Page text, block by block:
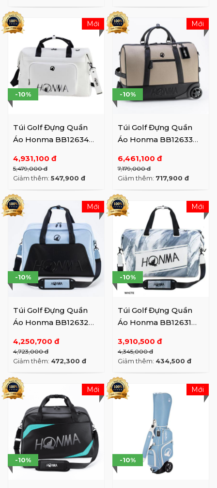
Túi Golf Đựng Quần
Áo Honma BB12634
4,931,100 đ
5,479,000 đ
-10%
Giảm thêm: 547,900 đ
Mới
Túi Golf Đựng Quần
Áo Honma BB12633
6,461,100 đ
7,179,000 đ
-10%
Giảm thêm: 717,900 đ
Mới
Túi Golf Đựng Quần
Áo Honma BB12632
4,250,700 đ
4,723,000 đ
-10%
Giảm thêm: 472,300 đ
Mới
Túi Golf Đựng Quần
Áo Honma BB12631
3,910,500 đ
4,345,000 đ
-10%
Giảm thêm: 434,500 đ
Mới
-10%
Mới
-10%
Mới